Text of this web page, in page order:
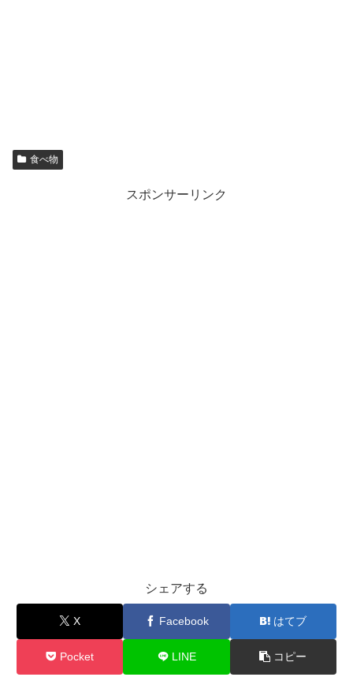
食べ物
スポンサーリンク
シェアする
X Facebook はてブ
Pocket LINE コピー